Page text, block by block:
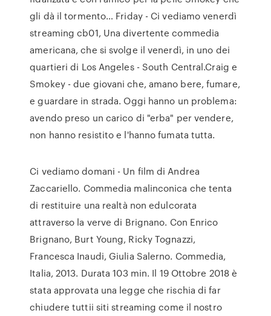
gli dà il tormento… Friday - Ci vediamo venerdì
streaming cb01, Una divertente commedia
americana, che si svolge il venerdì, in uno dei
quartieri di Los Angeles - South Central.Craig e
Smokey - due giovani che, amano bere, fumare,
e guardare in strada. Oggi hanno un problema:
avendo preso un carico di "erba" per vendere,
non hanno resistito e l'hanno fumata tutta.
Ci vediamo domani - Un film di Andrea
Zaccariello. Commedia malinconica che tenta
di restituire una realtà non edulcorata
attraverso la verve di Brignano. Con Enrico
Brignano, Burt Young, Ricky Tognazzi,
Francesca Inaudi, Giulia Salerno. Commedia,
Italia, 2013. Durata 103 min. Il 19 Ottobre 2018 è
stata approvata una legge che rischia di far
chiudere tuttii siti streaming come il nostro